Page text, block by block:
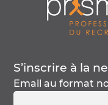
S’inscrire à la
Email au format